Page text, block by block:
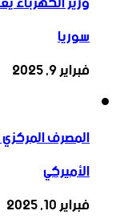
سوريا
فبراير 9, 2025
المصرف
الأميركي
فبراير 10, 2025